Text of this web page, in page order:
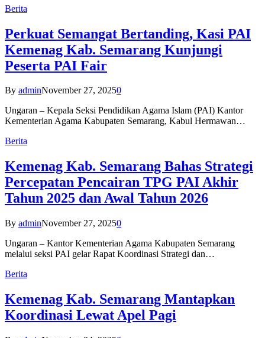
Berita
Perkuat Semangat Bertanding, Kasi PAI
Kemenag Kab. Semarang Kunjungi
Peserta PAI Fair
By adminNovember 27, 20250
Ungaran – Kepala Seksi Pendidikan Agama Islam (PAI) Kantor
Kementerian Agama Kabupaten Semarang, Kabul Hermawan…
Berita
Kemenag Kab. Semarang Bahas Strategi
Percepatan Pencairan TPG PAI Akhir
Tahun 2025 dan Awal Tahun 2026
By adminNovember 27, 20250
Ungaran – Kantor Kementerian Agama Kabupaten Semarang
melalui seksi PAI gelar Rapat Koordinasi Strategi dan…
Berita
Kemenag Kab. Semarang Mantapkan
Koordinasi Lewat Apel Pagi